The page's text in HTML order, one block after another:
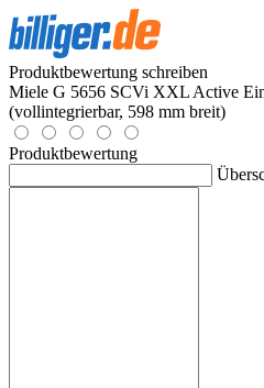
Produktbewertung schreiben
Miele G 5656 SCVi XXL Active
(vollintegrierbar, 598 mm breit)
Produktbewertung